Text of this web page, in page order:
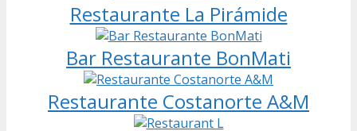
Restaurante La Pirámide
Bar Restaurante BonMati
Restaurante Costanorte A&M